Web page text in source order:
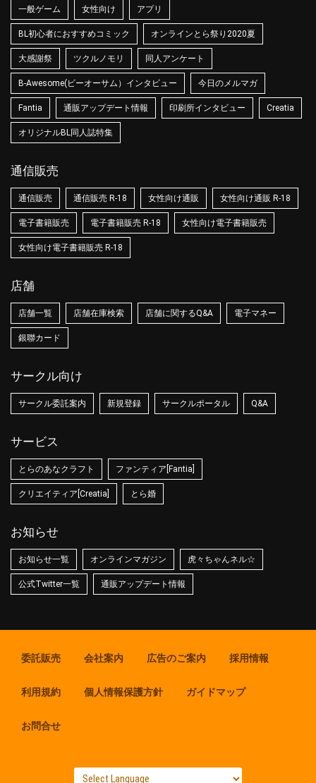
一般ゲーム 女性向け アプリ
BL初心者におすすめコミック オンラインとら祭り2020夏
大感謝祭 ツクルノモリ 同人アンケート
B-Awesome(ビーオーサム）インタビュー 今日のメルマガ
Fantia 通販アップデート情報 印刷所インタビュー Creatia
オリジナルBL同人誌特集
通信販売
通信販売 通信販売 R-18 女性向け通販 女性向け通販 R-18
電子書籍販売 電子書籍販売 R-18 女性向け電子書籍販売
女性向け電子書籍販売 R-18
店舗
店舗一覧 店舗在庫検索 店舗に関するQ&A 電子マネー
銀聯カード
サークル向け
サークル委託案内 新規登録 サークルポータル Q&A
サービス
とらのあなクラフト ファンティア[Fantia]
クリエイティア[Creatia] とら婚
お知らせ
お知らせ一覧 オンラインマガジン 虎々ちゃんネル☆
公式Twitter一覧 通販アップデート情報
委託販売 会社案内 広告のご案内 採用情報
利用規約 個人情報保護方針 ガイドマップ
お問合せ